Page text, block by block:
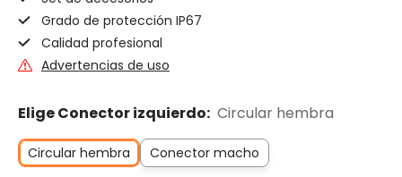
Grado de protección IP67
Calidad profesional
Advertencias de uso
Elige Conector izquierdo: Circular hembra
Circular hembra Conector macho